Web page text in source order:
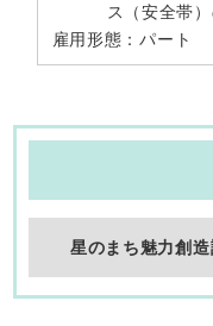
ス（安全帯
雇用形態：パート
星のまち魅力創造